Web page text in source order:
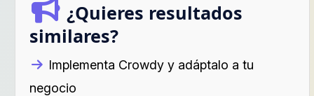
¿Quieres resultados
similares?
Implementa Crowdy y adáptalo a tu
negocio